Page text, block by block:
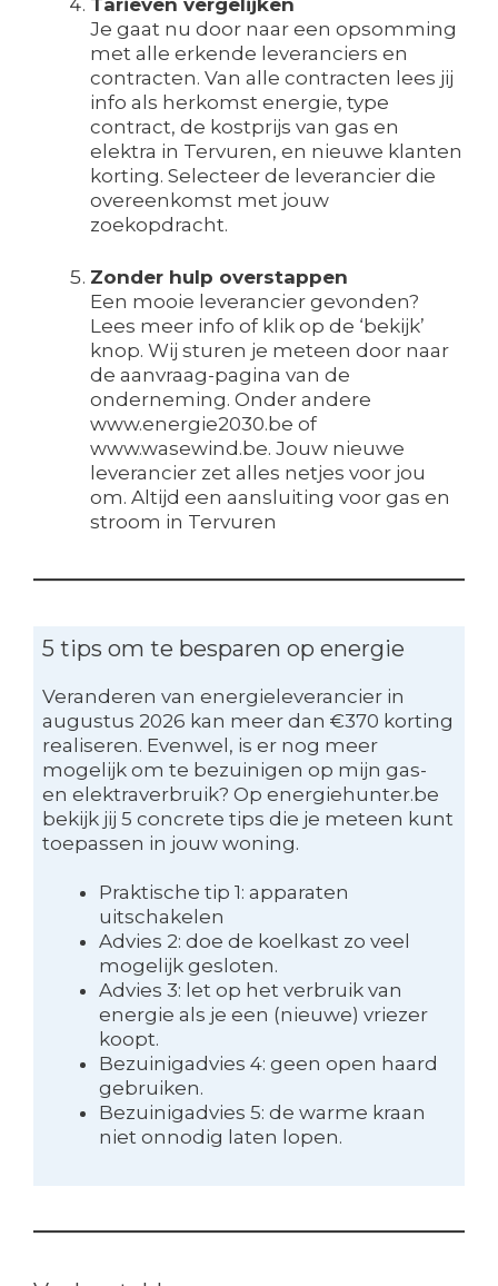
Je gaat nu door naar een opsomming
met alle erkende leveranciers en
contracten. Van alle contracten lees jij
info als herkomst energie, type
contract, de kostprijs van gas en
elektra in Tervuren, en nieuwe klanten
korting. Selecteer de leverancier die
overeenkomst met jouw
zoekopdracht.
Zonder hulp overstappen
Een mooie leverancier gevonden?
Lees meer info of klik op de ‘bekijk’
knop. Wij sturen je meteen door naar
de aanvraag-pagina van de
onderneming. Onder andere
www.energie2030.be of
www.wasewind.be. Jouw nieuwe
leverancier zet alles netjes voor jou
om. Altijd een aansluiting voor gas en
stroom in Tervuren
5 tips om te besparen op energie
Veranderen van energieleverancier in
augustus 2026 kan meer dan €370 korting
realiseren. Evenwel, is er nog meer
mogelijk om te bezuinigen op mijn gas-
en elektraverbruik? Op energiehunter.be
bekijk jij 5 concrete tips die je meteen kunt
toepassen in jouw woning.
Praktische tip 1: apparaten
uitschakelen
Advies 2: doe de koelkast zo veel
mogelijk gesloten.
Advies 3: let op het verbruik van
energie als je een (nieuwe) vriezer
koopt.
Bezuinigadvies 4: geen open haard
gebruiken.
Bezuinigadvies 5: de warme kraan
niet onnodig laten lopen.